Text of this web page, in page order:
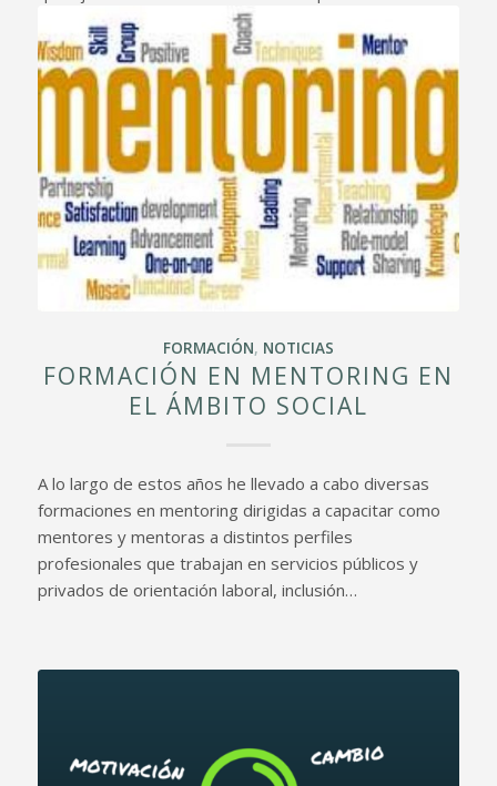
FORMACIÓN, NOTICIAS
FORMACIÓN EN MENTORING EN
EL ÁMBITO SOCIAL
A lo largo de estos años he llevado a cabo diversas
formaciones en mentoring dirigidas a capacitar como
mentores y mentoras a distintos perfiles
profesionales que trabajan en servicios públicos y
privados de orientación laboral, inclusión…